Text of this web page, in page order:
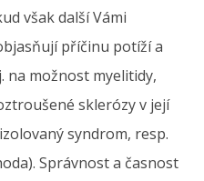
však další Vámi
příčinu potíží a
na možnost myelitidy,
sklerózy v její
syndrom, resp.
Správnost a časnost